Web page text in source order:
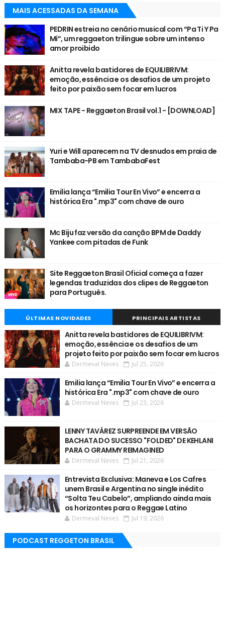
MAIS ACESSADAS DA SEMANA
PEDRIN estreia no cenário musical com “Pa Ti Y Pa
Mí”, um reggaeton trilingue sobre um intenso
amor proibido
Anitta revela bastidores de EQUILIBRIVM:
emoção, essência e os desafios de um projeto
feito por paixão sem focar em lucros
MIX TAPE - Reggaeton Brasil vol.1 - [DOWNLOAD]
Yuri e Will aparecem na TV desnudos em praia de
Tambaba-PB em TambabaFest
Emilia lança “Emilia Tour En Vivo” e encerra a
histórica Era ".mp3" com chave de ouro
Mc Biju faz versão da canção BPM de Daddy
Yankee com pitadas de Funk
Site Reggaeton Brasil Oficial começa a fazer
legendas traduzidas dos clipes de Reggaeton
para Português.
ÚLTIMAS NOVIDADES PRINCIPAIS ARTISTAS
Anitta revela bastidores de EQUILIBRIVM:
emoção, essência e os desafios de um
projeto feito por paixão sem focar em lucros
Dermeval Neves Jul 25, 2026
Emilia lança “Emilia Tour En Vivo” e encerra a
histórica Era ".mp3" com chave de ouro
Dermeval Neves Jul 23, 2026
LENNY TAVÁREZ SURPREENDE EM VERSÃO
BACHATA DO SUCESSO "FOLDED" DE KEHLANI
PARA O GRAMMY REIMAGINED
Dermeval Neves Jul 21, 2026
Entrevista Exclusiva: Maneva e Los Cafres
unem Brasil e Argentina no single inédito
“Solta Teu Cabelo”, ampliando ainda mais
os horizontes para o Reggae Latino
Dermeval Neves Jul 19, 2026
PODCAST REGGETON BRASIL